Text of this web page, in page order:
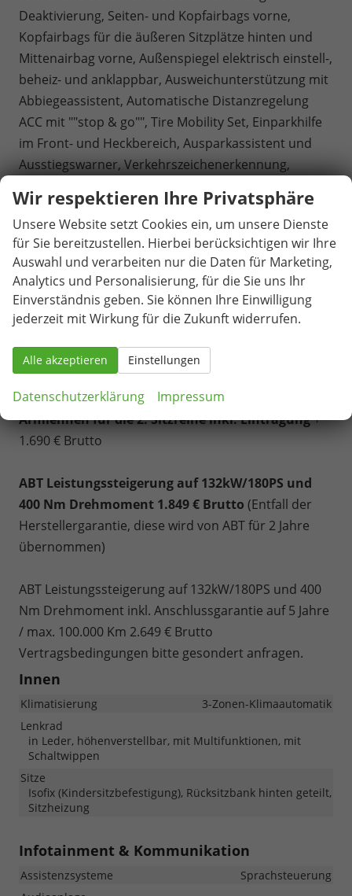
Deaktivierung, Seiten- und Kopfairbags vorne,
Kopfairbags für die äußeren Sitzplätze hinten und
Mittenairbag vorne, Außenspiegel elektrisch einstell-,
beheiz- und anklappbar, Ausweichunterstützung mit
Abbiegeassistent, Automatische Distanzregelung
ACC mit ""stop & go"", Tire Mobility Set, Einparkhilfe
im Front- und Heckbereich, Ausparkassistent und
Ausstiegswarner, Verkehrszeichenerkennung,
Kreuzungsassistent, Notbremsassistent ""Front
Assist"" mit Fußgänger- und Radfahrererkennung,
Notrufsystem eCall, Reifenkontrollanzeige.
ausl. Ez. und Garantiebeginn ab Kaufdatum /
Endkundennachweis erforderlich.
Gegen Aufpreis:
Armlehnen für die 2. Sitzreihe inkl. Eintragung + 845
€ Brutto
7 Sitzer: 2 zusätzliche Sitze (Vis-a-Vis)
Armlehnen für die 2. Sitzreihe inkl. Eintragung+
1.690 € Brutto
ABT Leistungssteigerung auf 132kW/180PS und
400 Nm Drehmoment 1.849 € Brutto (Entfall der
Herstellergarantie, diese wird von ABT für 2 Jahre
übernommen)
ABT Leistungssteigerung auf 132kW/180PS und 400
Nm Drehmoment inkl. Anschlussgarantie auf 5 Jahre
/ max. 100.000 Km 2.649 € Brutto
Vertragsbedingungen bitte gesondert anfragen.
Innen
Klimatisierung
3-Zonen-Klimaautomatik
Lenkrad
in Leder, höhenverstellbar, mit Multifunktionen, mit
Schaltwippen
Sitze
Isofix (Kindersitzbefestigung), Rücksitzbank hinten geteilt,
Sitzheizung
Infotainment & Kommunikation
Assistenzsysteme
Sprachsteuerung
Wir respektieren Ihre Privatsphäre
Unsere Website setzt Cookies ein, um unsere Dienste
für Sie bereitzustellen. Hierbei berücksichtigen wir Ihre
Auswahl und verarbeiten nur die Daten für Marketing,
Analytics und Personalisierung, für die Sie uns Ihr
Einverständnis geben. Sie können Ihre Einwilligung
jederzeit mit Wirkung für die Zukunft widerrufen.
Alle akzeptieren Einstellungen
Datenschutzerklärung Impressum